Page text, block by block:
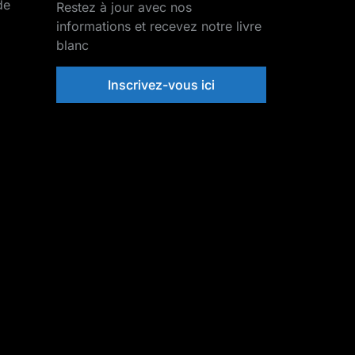
Restez à jour avec nos
informations et recevez notre livre
blanc
Inscrivez-vous ici